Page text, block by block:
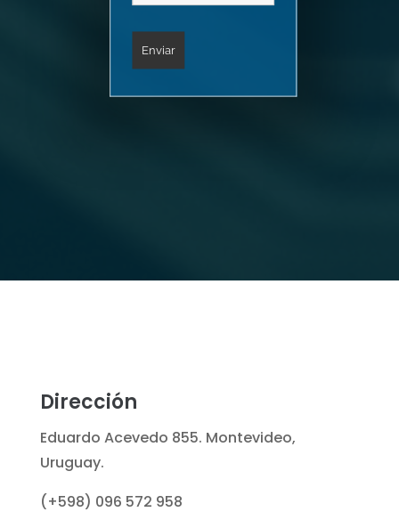
Dirección
Eduardo Acevedo 855. Montevideo,
Uruguay.
(+598) 096 572 958